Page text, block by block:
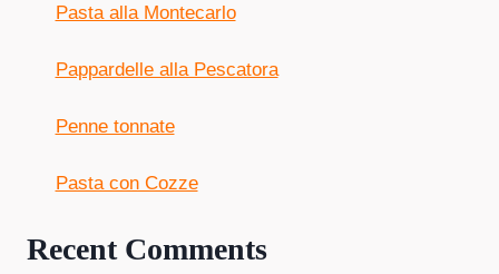
Pasta alla Montecarlo
Pappardelle alla Pescatora
Penne tonnate
Pasta con Cozze
Recent Comments